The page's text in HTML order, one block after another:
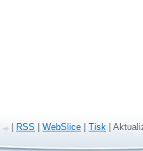
| RSS | WebSlice | Tisk |